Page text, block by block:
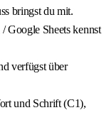
bringst du mit.
Google Sheets kennst
verfügst über
und Schrift (C1),